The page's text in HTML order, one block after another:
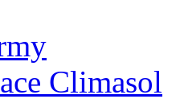
Climasol